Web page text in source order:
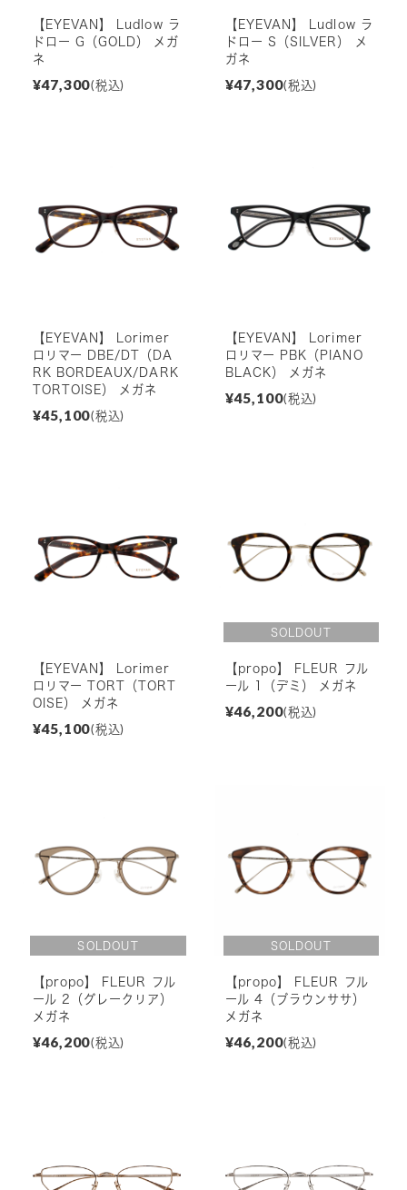
【EYEVAN】 Ludlow ラ
ドロー G（GOLD） メガ
ネ
¥47,300(税込)
【EYEVAN】 Ludlow ラ
ドロー S（SILVER） メ
ガネ
¥47,300(税込)
【EYEVAN】 Lorimer
ロリマー DBE/DT（DA
RK BORDEAUX/DARK
TORTOISE） メガネ
¥45,100(税込)
【EYEVAN】 Lorimer
ロリマー PBK（PIANO
BLACK） メガネ
¥45,100(税込)
【EYEVAN】 Lorimer
ロリマー TORT（TORT
OISE） メガネ
¥45,100(税込)
【propo】 FLEUR フル
ール 1（デミ） メガネ
¥46,200(税込)
【propo】 FLEUR フル
ール 2（グレークリア）
メガネ
¥46,200(税込)
【propo】 FLEUR フル
ール 4（ブラウンササ）
メガネ
¥46,200(税込)